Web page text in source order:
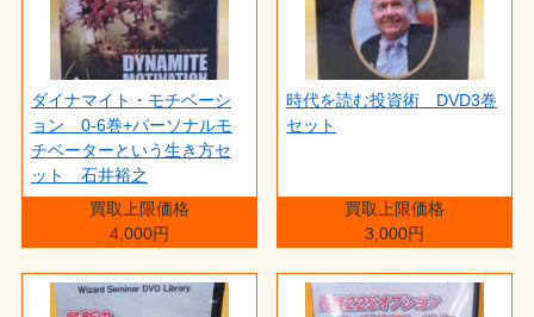
ダイナマイト・モチベーシ
ョン 0-6巻+パーソナルモ
チベーターという生き方セ
ット 石井裕之
買取上限価格
4,000円
時代を読む投資術 DVD3巻
セット
買取上限価格
3,000円